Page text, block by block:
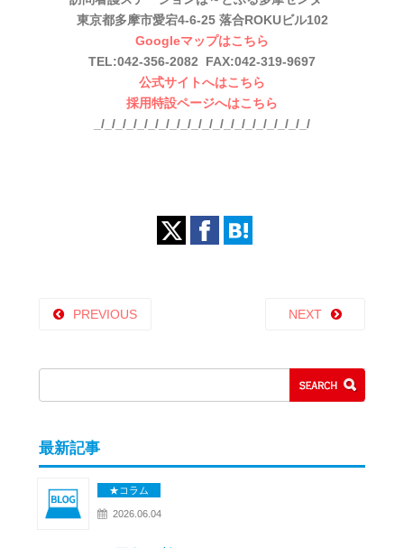
東京都多摩市愛宕4-6-25 落合ROKUビル102
Googleマップはこちら
TEL:042-356-2082 FAX:042-319-9697
公式サイトへはこちら
採用特設ページへはこちら
_/_/_/_/_/_/_/_/_/_/_/_/_/_/_/_/_/_/_/_/
PREVIOUS NEXT
最新記事
★コラム
2026.06.04